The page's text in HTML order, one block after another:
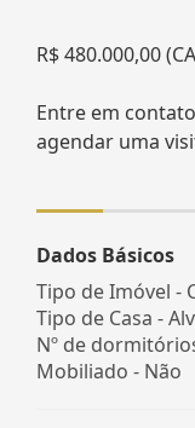
R$ 480.000,00
Entre em
agendar uma
Dados Básicos
Tipo de Imóvel -
Tipo de Casa -
Nº de
Mobiliado - Não